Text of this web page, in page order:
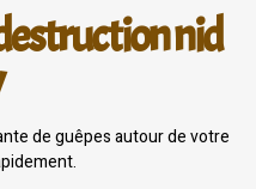
nid
de guêpes autour de votre